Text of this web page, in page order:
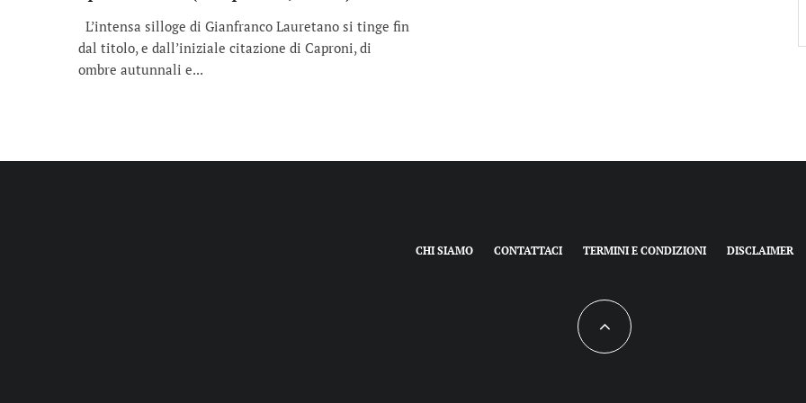
L’intensa silloge di Gianfranco Lauretano si tinge fin
dal titolo, e dall’iniziale citazione di Caproni, di
ombre autunnali e...
CHI SIAMO CONTATTACI TERMINI E CONDIZIONI DISCLAIMER